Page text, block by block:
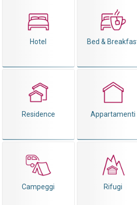
Hotel Bed &
Residence Appartamenti
Campeggi Rifugi